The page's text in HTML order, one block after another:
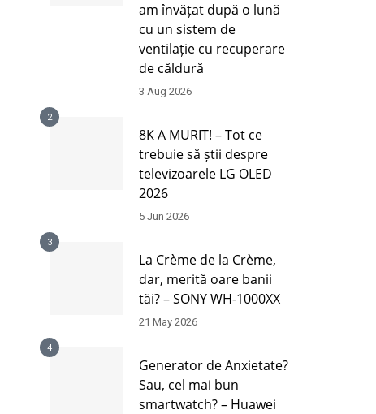
am învățat după o lună
cu un sistem de
ventilație cu recuperare
de căldură
3 Aug 2026
2
8K A MURIT! – Tot ce
trebuie să știi despre
televizoarele LG OLED
2026
5 Jun 2026
3
La Crème de la Crème,
dar, merită oare banii
tăi? – SONY WH-1000XX
21 May 2026
4
Generator de Anxietate?
Sau, cel mai bun
smartwatch? – Huawei